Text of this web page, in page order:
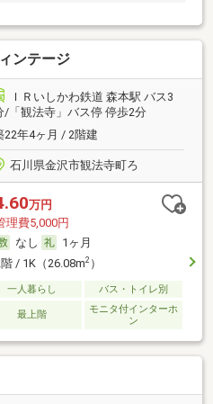
ンテージ
ＩＲいしかわ鉄道 森本駅 バス3
/「観法寺」バス停 停歩2分
22年4ヶ月 / 2階建
石川県金沢市観法寺町ろ
万円
理費5,000円
なし
1ヶ月
/ 1K（26.08m2）
一人暮らし バス・トイレ別
最上階
モニタ付インターホ
ン